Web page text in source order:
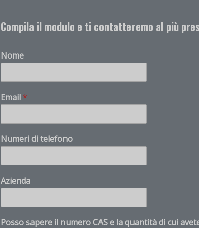
Compila il modulo e ti contatteremo al più
Nome
Email *
Numeri di telefono
*
A
i
e
Azienda
Posso sapere il numero CAS e la quantità di cui
quantity, and